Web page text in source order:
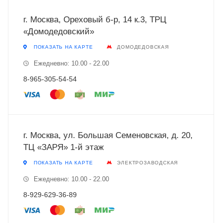
г. Москва, Ореховый б-р, 14 к.3, ТРЦ
«Домодедовский»
ПОКАЗАТЬ НА КАРТЕ ДОМОДЕДОВСКАЯ
Ежедневно: 10.00 - 22.00
8-965-305-54-54
г. Москва, ул. Большая Семеновская, д. 20,
ТЦ «ЗАРЯ» 1-й этаж
ПОКАЗАТЬ НА КАРТЕ ЭЛЕКТРОЗАВОДСКАЯ
Ежедневно: 10.00 - 22.00
8-929-629-36-89